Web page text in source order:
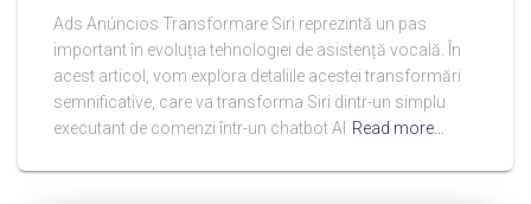
Ads Anúncios Transformare Siri reprezintă un pas
important în evoluția tehnologiei de asistență vocală. În
acest articol, vom explora detaliile acestei transformări
semnificative, care va transforma Siri dintr-un simplu
executant de comenzi într-un chatbot AI Read more…